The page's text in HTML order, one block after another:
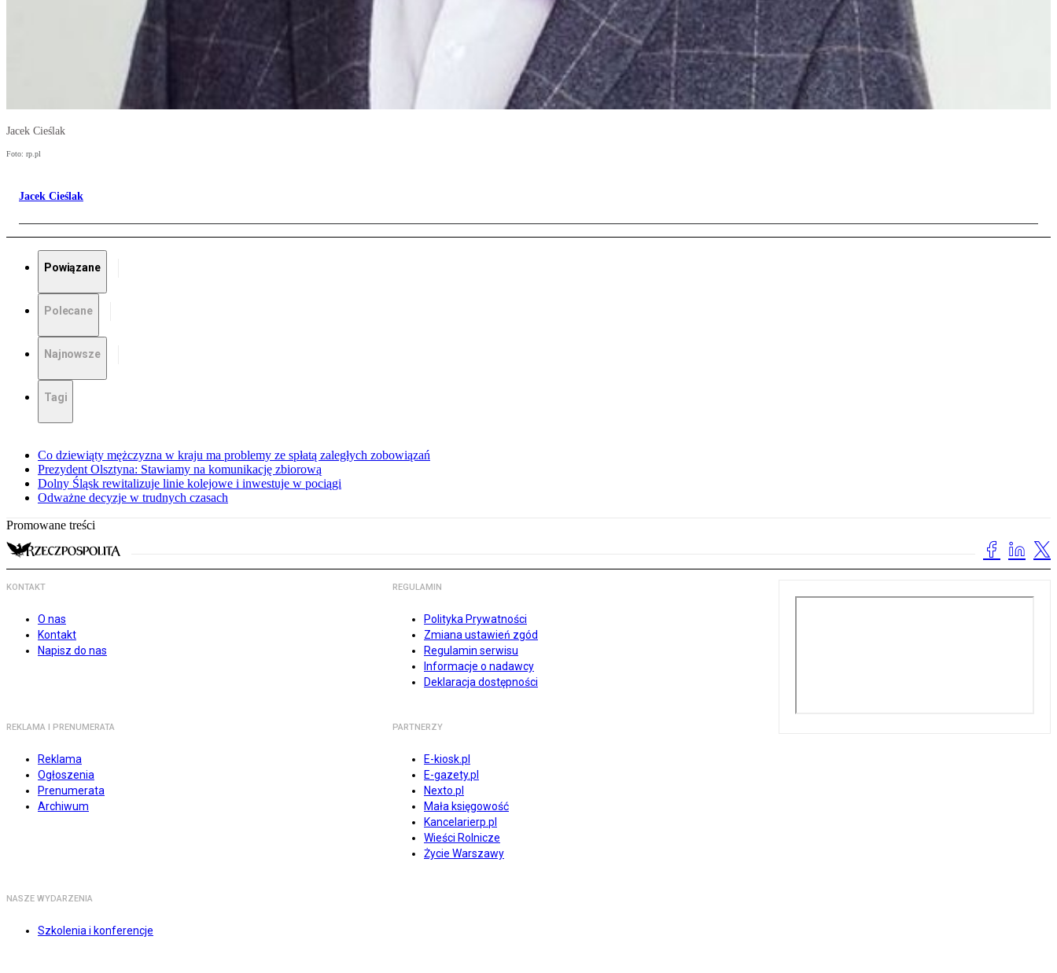
Jacek Cieślak
Foto: rp.pl
Jacek Cieślak
Powiązane
Polecane
Najnowsze
Tagi
Co dziewiąty mężczyzna w kraju ma problemy ze spłatą zaległych zobowiązań
Prezydent Olsztyna: Stawiamy na komunikację zbiorową
Dolny Śląsk rewitalizuje linie kolejowe i inwestuje w pociągi
Odważne decyzje w trudnych czasach
Promowane treści
KONTAKT
O nas
Kontakt
Napisz do nas
REGULAMIN
Polityka Prywatności
Zmiana ustawień zgód
Regulamin serwisu
Informacje o nadawcy
Deklaracja dostępności
REKLAMA I PRENUMERATA
Reklama
Ogłoszenia
Prenumerata
Archiwum
PARTNERZY
E-kiosk.pl
E-gazety.pl
Nexto.pl
Mała księgowość
Kancelarierp.pl
Wieści Rolnicze
Życie Warszawy
NASZE WYDARZENIA
Szkolenia i konferencje